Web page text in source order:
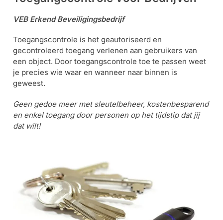
Alarm
installatie
Alarmsystemen
Camera's
&
Intercom
Inbraakbeveiliging
Merken
VEB Erkend Beveiligingsbedrijf
Toegangscontrole is het geautoriseerd en
gecontroleerd toegang verlenen aan gebruikers van
een object. Door toegangscontrole toe te passen weet
je precies wie waar en wanneer naar binnen is
geweest.
Geen gedoe meer met sleutelbeheer, kostenbesparend
en enkel toegang door personen op het tijdstip dat jij
dat wilt!